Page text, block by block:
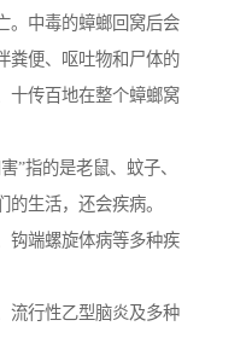
。中毒的蟑螂回窝后会
粪便、呕吐物和尸体的
十传百地在整个蟑螂窝
”指的是老鼠、蚊子、
生活，还会疾病。
钩端螺旋体病等多种疾
流行性乙型脑炎及多种